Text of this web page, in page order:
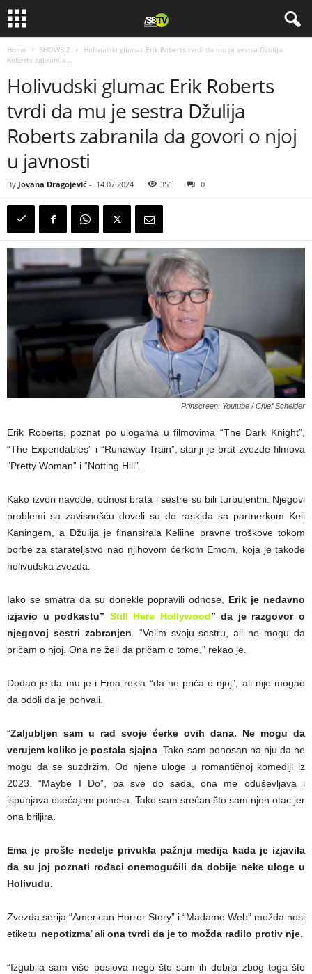
Home SHOWBIZ
Holivudski glumac Erik Roberts tvrdi da mu je sestra Džulija
Roberts zabranila...
Holivudski glumac Erik Roberts
tvrdi da mu je sestra Džulija
Roberts zabranila da govori o njoj
u javnosti
By Jovana Dragojević - 14.07.2024 351 0
Prinscreen: Youtube / Chief Scheider
Erik Roberts, poznat po ulogama u filmovima “The Dark Knight”,
“The Expendables” i “Runaway Train”, stariji je brat zvezde filmova
“Pretty Woman” i “Notting Hill”.
Kako izvori navode, odnosi brata i sestre su bili turbulentni: Njegovi
problemi sa zavisnošću doveli su do raskida sa partnerkom Keli
Kaningem, a Džulija je finansirala Keliine pravne troškove tokom
borbe za starateljstvo nad njihovom ćerkom Emom, koja je takođe
holivudska zvezda.
Iako se smatra da su donekle popravili odnose, Erik je nedavno
izjavio u podkastu” Still Here Hollywood” da je razgovor o
njegovoj sestri zabranjen. “Volim svoju sestru, ali ne mogu da
pričam o njoj. Ona ne želi da pričam o tome,” rekao je.
Dodao je da mu je i Ema rekla “da ne priča o njoj”, ali nije mogao
da odoli da je pohvali.
“Zaljubljen sam u rad svoje ćerke ovih dana. Ne mogu da
verujem koliko je postala sjajna. Tako sam ponosan na nju da ne
mogu da se suzdržim. Od njene uloge u romantičnoj komediji iz
2023. “Maybe I Do”, pa sve do sada, ona me oduševljava i
ispunjava osećajem ponosa. Tako sam srećan što sam njen otac jer
ona briljira.
Ema je prošle nedelje privukla pažnju medija kada je izjavila
da su joj poznati rođaci onemogućili da dobije neke uloge u
Holivudu.
Zvezda serija “American Horror Story” i “Madame Web” možda nosi
etiketu ‘nepotizma’ ali ona tvrdi da je to možda radilo protiv nje.
“Izgubila sam više poslova nego što sam ih dobila zbog toga što